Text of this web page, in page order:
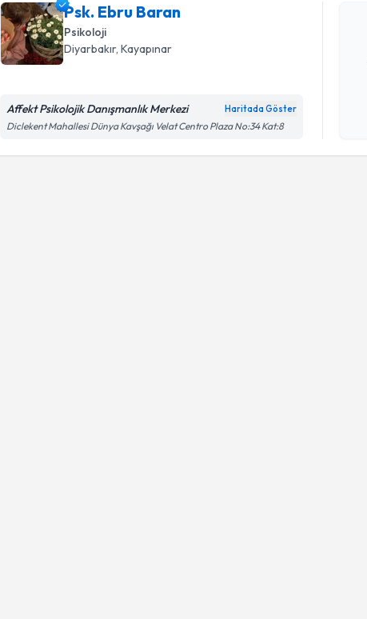
Psk. Ebru Baran
Psikoloji
Diyarbakır, Kayapınar
Affekt Psikolojik Danışmanlık Merkezi Haritada Göster
Diclekent Mahallesi Dünya Kavşağı Velat Centro Plaza No:34 Kat:8